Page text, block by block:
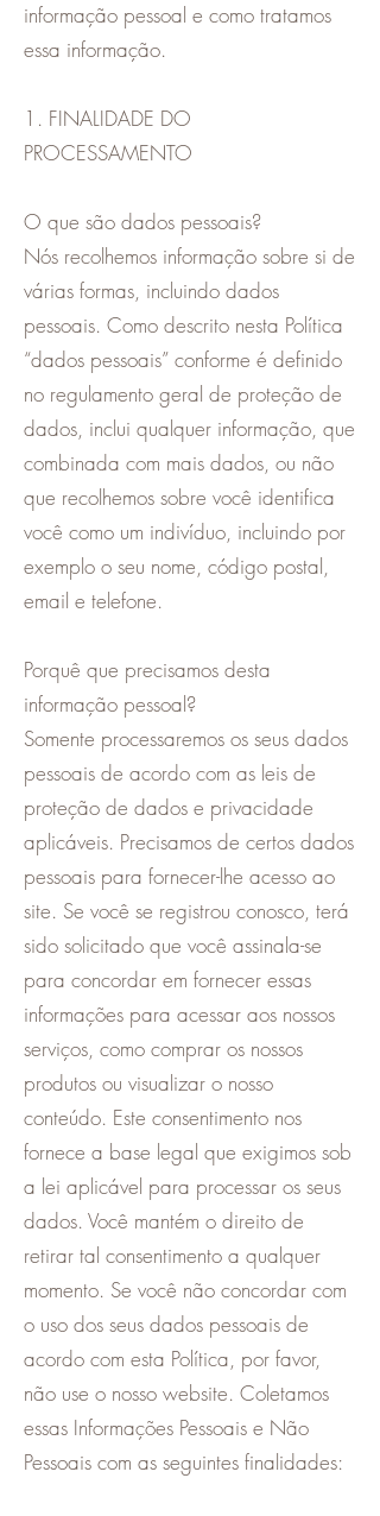
informação pessoal e como tratamos
essa informação.
1. FINALIDADE DO
PROCESSAMENTO
O que são dados pessoais?
Nós recolhemos informação sobre si de
várias formas, incluindo dados
pessoais. Como descrito nesta Política
“dados pessoais” conforme é definido
no regulamento geral de proteção de
dados, inclui qualquer informação, que
combinada com mais dados, ou não
que recolhemos sobre você identifica
você como um indivíduo, incluindo por
exemplo o seu nome, código postal,
email e telefone.
Porquê que precisamos desta
informação pessoal?
Somente processaremos os seus dados
pessoais de acordo com as leis de
proteção de dados e privacidade
aplicáveis. Precisamos de certos dados
pessoais para fornecer-lhe acesso ao
site. Se você se registrou conosco, terá
sido solicitado que você assinala-se
para concordar em fornecer essas
informações para acessar aos nossos
serviços, como comprar os nossos
produtos ou visualizar o nosso
conteúdo. Este consentimento nos
fornece a base legal que exigimos sob
a lei aplicável para processar os seus
dados. Você mantém o direito de
retirar tal consentimento a qualquer
momento. Se você não concordar com
o uso dos seus dados pessoais de
acordo com esta Política, por favor,
não use o nosso website. Coletamos
essas Informações Pessoais e Não
Pessoais com as seguintes finalidades: